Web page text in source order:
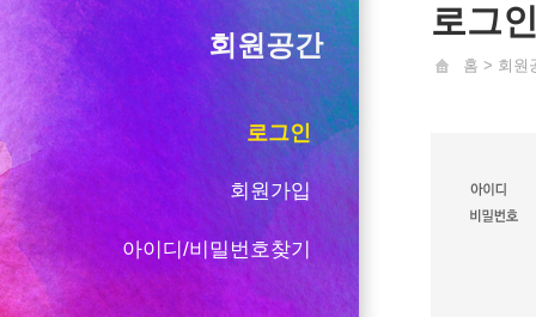
회원공간
로그인
회원가입
아이디/비밀번호찾기
로그
홈 > 회원